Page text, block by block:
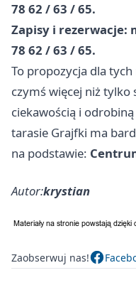
78 62 / 63 / 65.
Zapisy i rezerwacje:
78 62 / 63 / 65.
To propozycja dla
czymś więcej niż tylko
ciekawością i
tarasie Grajfki ma
na podstawie:
Autor:krystian
Zaobserwuj nas!